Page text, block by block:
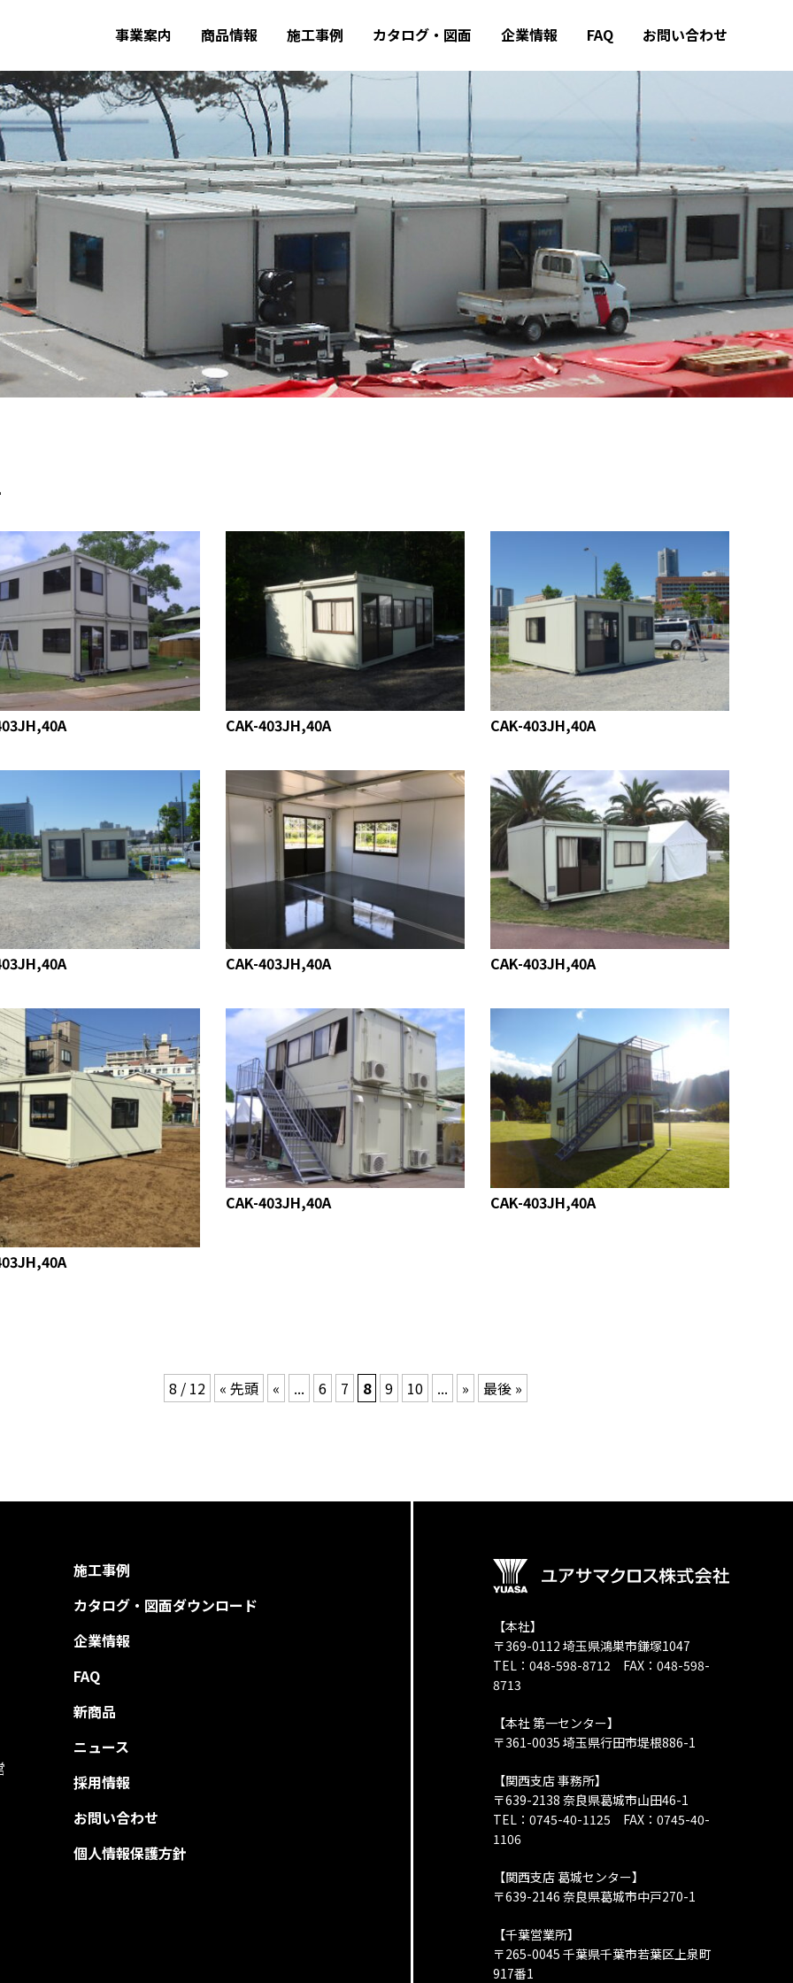
事業案内 商品情報 施工事例 カタログ・図面 企業情報 FAQ お問い合わせ
CAK-403JH,40A CAK-403JH,40A
CAK-403JH,40A CAK-403JH,40A
CAK-403JH,40A CAK-403JH,40A
8 / 12 « 先頭 « ... 6 7 8 9 10 ... » 最後 »
【本社】
〒369-0112 埼玉県鴻巣市鎌塚1047
TEL：048-598-8712 FAX：048-598-
8713
【本社 第一センター】
〒361-0035 埼玉県行田市堤根886-1
【関西支店 事務所】
〒639-2138 奈良県葛城市山田46-1
TEL：0745-40-1125 FAX：0745-40-
1106
【関西支店 葛城センター】
〒639-2146 奈良県葛城市中戸270-1
【千葉営業所】
〒265-0045 千葉県千葉市若葉区上泉町
917番1
施工事例
カタログ・図面ダウンロード
企業情報
FAQ
新商品
ニュース
採用情報
お問い合わせ
個人情報保護方針